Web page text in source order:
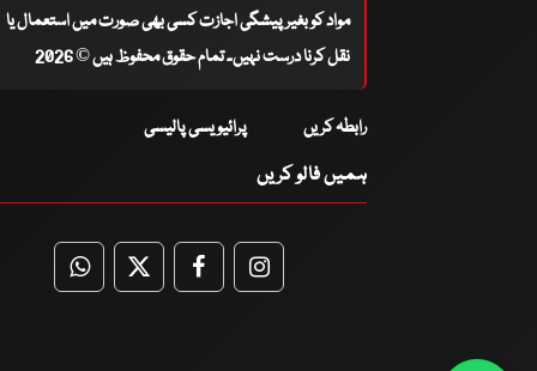
مواد کو بغیر پیشگی اجازت کسی بھی صورت میں استعمال یا
نقل کرنا درست نہیں۔ تمام حقوق محفوظ ہیں © 2026
رابطہ کریں پرائیویسی پالیسی
ہمیں فالو کریں
WhatsApp
TwitterFacebookFacebook